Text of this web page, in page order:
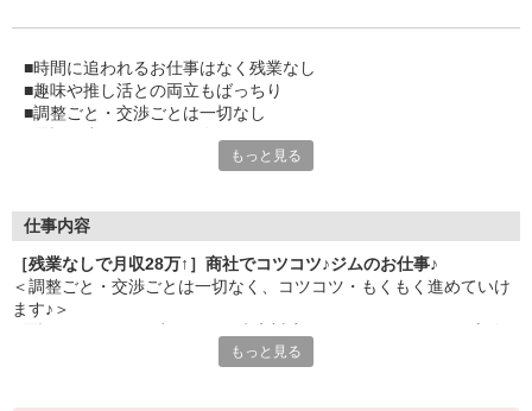
■時間に追われるお仕事はなく残業なし
■趣味や推し活との両立もばっちり
■調整ごと・交渉ごとは一切なし
■人間関係がよく気さくに質問できる環境
■派遣⇒正社員への登用実績あり
もっと見る
仕事内容
［残業なしで月収28万↑］商社でコツコツ♪ジムのお仕事♪
＜調整ごと・交渉ごとは一切なく、コツコツ・もくもく進めていけ
ます♪＞
●注文内容のデータ入力（注文はFAX・メールで入ります）
もっと見る